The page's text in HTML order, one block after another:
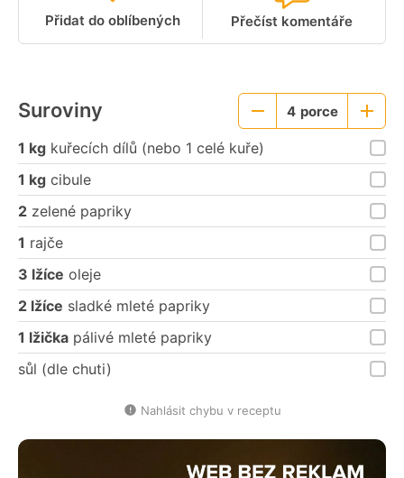
Přidat do oblíbených Přečíst komentáře
Suroviny
Menší
porce
4 porce
Větší
porce
1 kg kuřecích dílů (nebo 1 celé kuře)
1 kg cibule
2 zelené papriky
1 rajče
3 lžíce oleje
2 lžíce sladké mleté papriky
1 lžička pálivé mleté papriky
sůl (dle chuti)
Nahlásit chybu v receptu